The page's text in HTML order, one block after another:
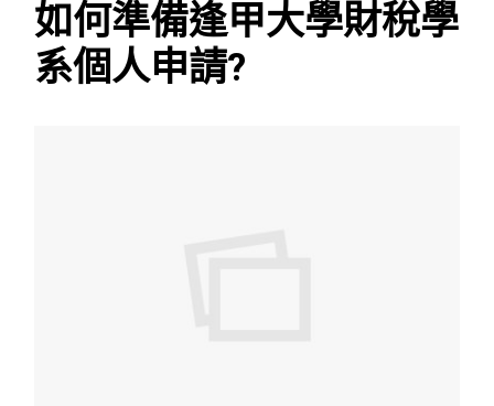
如何準備逢甲大學財稅學
系個人申請?